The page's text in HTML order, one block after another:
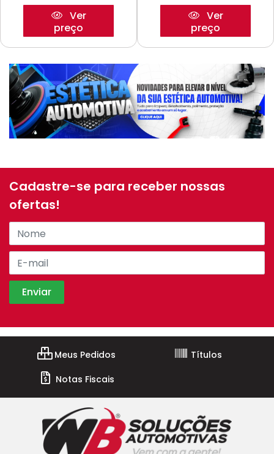
Ver
preço
Ver
preço
Cadastre-se para receber nossas
ofertas!
Meus Pedidos
Títulos
Notas Fiscais